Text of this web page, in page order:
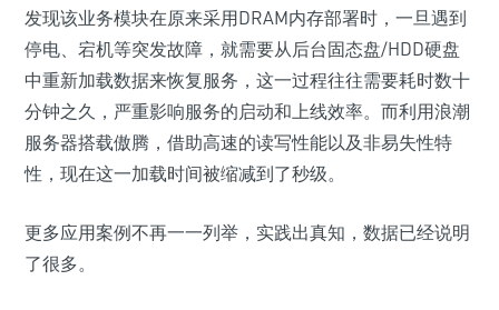
发现该业务模块在原来采用DRAM内存部署时，一旦遇到
停电、宕机等突发故障，就需要从后台固态盘/HDD硬盘
中重新加载数据来恢复服务，这一过程往往需要耗时数十
分钟之久，严重影响服务的启动和上线效率。而利用浪潮
服务器搭载傲腾，借助高速的读写性能以及非易失性特
性，现在这一加载时间被缩减到了秒级。
更多应用案例不再一一列举，实践出真知，数据已经说明
了很多。